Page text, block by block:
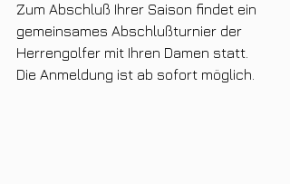
Zum Abschluß Ihrer Saison findet ein
gemeinsames Abschlußturnier der
Herrengolfer mit Ihren Damen statt.
Die Anmeldung ist ab sofort möglich.